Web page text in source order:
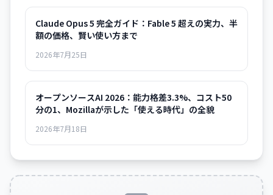
Claude Opus 5 完全ガイド：Fable 5 超えの実力、半
額の価格、賢い使い方まで
2026年7月25日
オープンソースAI 2026：能力格差3.3%、コスト50
分の1、Mozillaが示した「使える時代」の全貌
2026年7月18日